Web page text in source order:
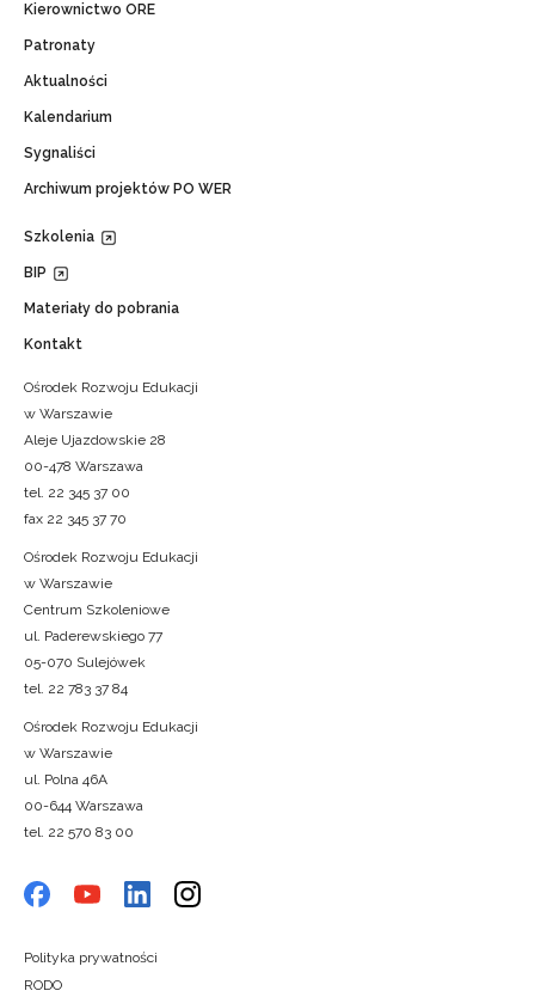
Kierownictwo ORE
Patronaty
Aktualności
Kalendarium
Sygnaliści
Archiwum projektów PO WER
Szkolenia
BIP
Materiały do pobrania
Kontakt
Ośrodek Rozwoju Edukacji
w Warszawie
Aleje Ujazdowskie 28
00-478 Warszawa
tel. 22 345 37 00
fax 22 345 37 70
Ośrodek Rozwoju Edukacji
w Warszawie
Centrum Szkoleniowe
ul. Paderewskiego 77
05-070 Sulejówek
tel. 22 783 37 84
Ośrodek Rozwoju Edukacji
w Warszawie
ul. Polna 46A
00-644 Warszawa
tel. 22 570 83 00
Polityka prywatności
RODO